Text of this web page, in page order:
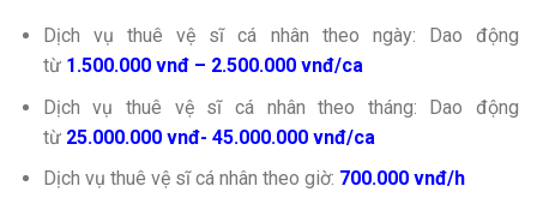
Dịch vụ thuê vệ sĩ cá nhân theo ngày: Dao động
từ 1.500.000 vnđ – 2.500.000 vnđ/ca
Dịch vụ thuê vệ sĩ cá nhân theo tháng: Dao động
từ 25.000.000 vnđ- 45.000.000 vnđ/ca
Dịch vụ thuê vệ sĩ cá nhân theo giờ: 700.000 vnđ/h